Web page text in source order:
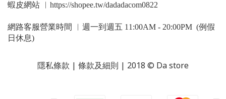
蝦皮網站 ︳https://shopee.tw/dadadacom0822
網路客服營業時間 ︳週一到週五 11:00AM - 20:00PM (例假
日休息)
隱私條款 | 條款及細則 | 2018 © Da store